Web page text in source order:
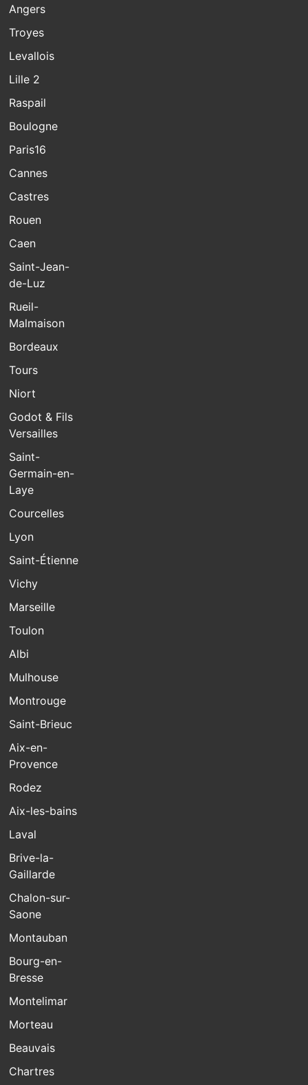
Angers
Troyes
Levallois
Lille 2
Raspail
Boulogne
Paris16
Cannes
Castres
Rouen
Caen
Saint-Jean-
de-Luz
Rueil-
Malmaison
Bordeaux
Tours
Niort
Godot & Fils
Versailles
Saint-
Germain-en-
Laye
Courcelles
Lyon
Saint-Étienne
Vichy
Marseille
Toulon
Albi
Mulhouse
Montrouge
Saint-Brieuc
Aix-en-
Provence
Rodez
Aix-les-bains
Laval
Brive-la-
Gaillarde
Chalon-sur-
Saone
Montauban
Bourg-en-
Bresse
Montelimar
Morteau
Beauvais
Chartres